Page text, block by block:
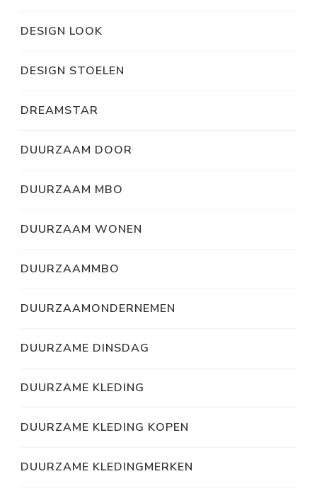
DESIGN LOOK
DESIGN STOELEN
DREAMSTAR
DUURZAAM DOOR
DUURZAAM MBO
DUURZAAM WONEN
DUURZAAMMBO
DUURZAAMONDERNEMEN
DUURZAME DINSDAG
DUURZAME KLEDING
DUURZAME KLEDING KOPEN
DUURZAME KLEDINGMERKEN